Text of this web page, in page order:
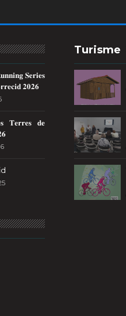
𝐒𝐞𝐫𝐢𝐞𝐬
𝟐𝟎𝟐𝟔
𝐓𝐞𝐫𝐫𝐞𝐬 𝐝𝐞
Turisme